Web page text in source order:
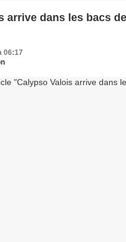
arrive dans les bacs
06:17